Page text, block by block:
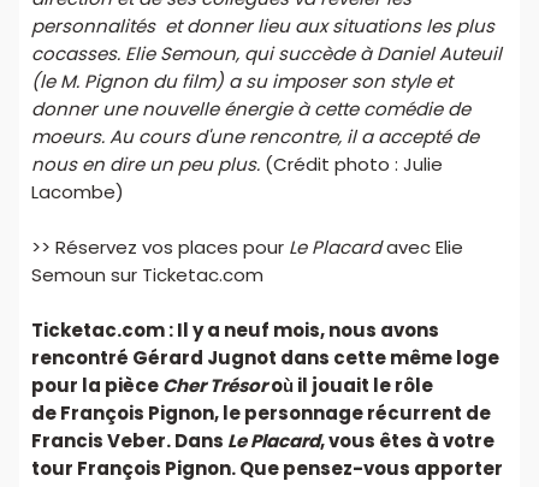
personnalités et donner lieu aux situations les plus
cocasses. Elie Semoun, qui succède à Daniel Auteuil
(le M. Pignon du film) a su imposer son style et
donner une nouvelle énergie à cette comédie de
moeurs. Au cours d'une rencontre, il a accepté de
nous en dire un peu plus. (Crédit photo : Julie
Lacombe)
>> Réservez vos places pour Le Placardavec Elie
Semoun sur Ticketac.com
Ticketac.com : Il y a neuf mois, nous avons
rencontré Gérard Jugnot dans cette même loge
pour la pièceCher Trésoroù il jouait le rôle
de François Pignon, le personnage récurrent de
Francis Veber. Dans Le Placard, vous êtes à votre
tour François Pignon. Que pensez-vous apporter